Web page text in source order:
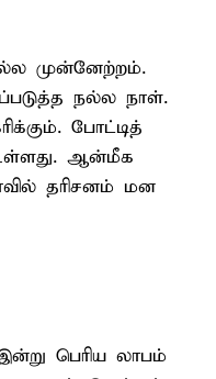
முன்னேற்றம்.
நல்ல நாள்.
போட்டித்
உள்ளது. ஆன்மீக
தரிசனம் மன
பெரிய லாபம்